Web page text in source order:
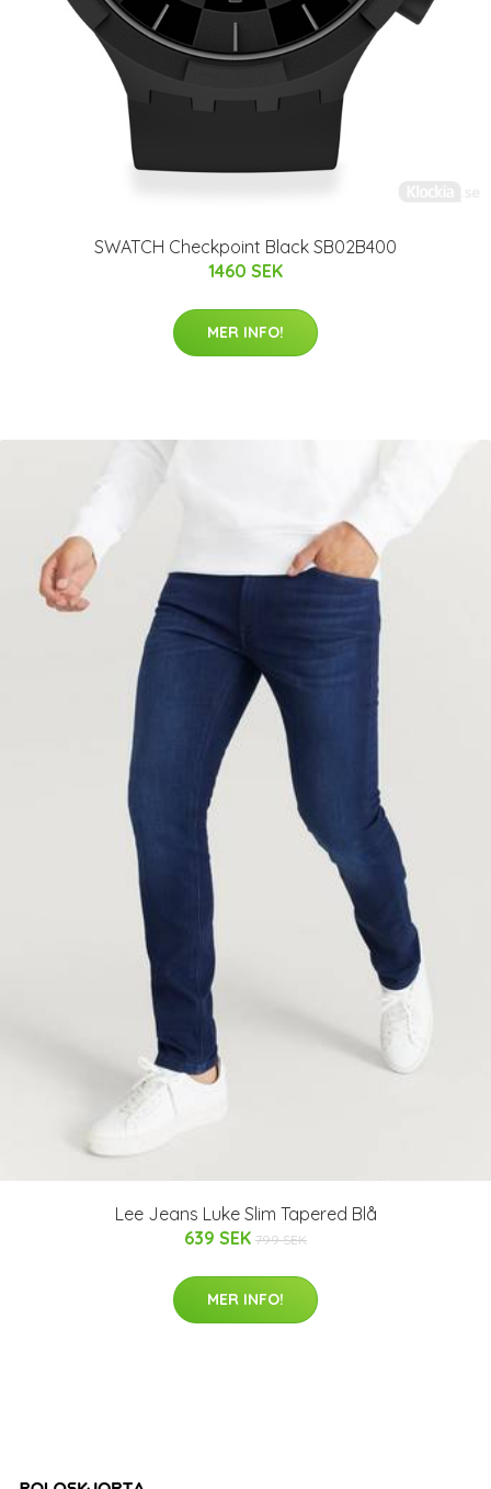
SWATCH Checkpoint Black SB02B400
1460 SEK
MER INFO!
Lee Jeans Luke Slim Tapered Blå
639 SEK 799 SEK
MER INFO!